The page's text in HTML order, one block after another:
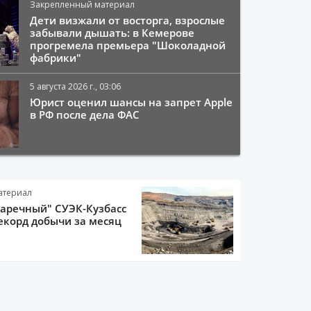
Закрепленный материал
Дети визжали от восторга, взрослые
забывали дышать: в Кемерове
прогремела премьера "Шоколадной
фабрики"
5 августа 2026 г., 03:06
Юрист оценил шансы на запрет Apple
в РФ после дела ФАС
СУЭК-Кузбасс
добычи за месяц